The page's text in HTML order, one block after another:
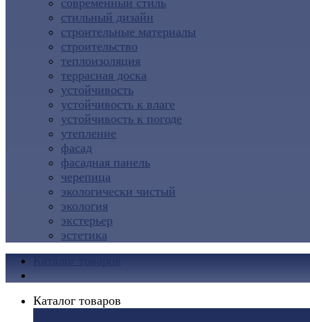
современный стиль
стильный дизайн
строительные материалы
строительство
теплоизоляция
террасная доска
устойчивость
устойчивость к влаге
устойчивость к погоде
утепление
фасад
фасадная панель
черепица
экологически чистый
экология
экстерьер
эстетика
Каталог товаров